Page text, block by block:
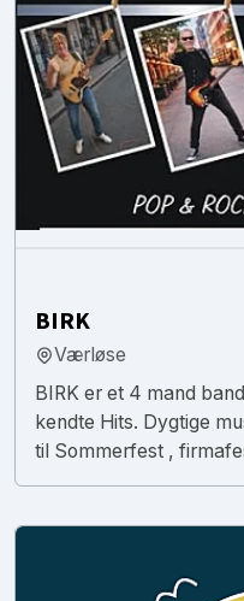
BIRK
Værløse
BIRK er et 4 mand
kendte Hits. Dygtige
til Sommerfest ,